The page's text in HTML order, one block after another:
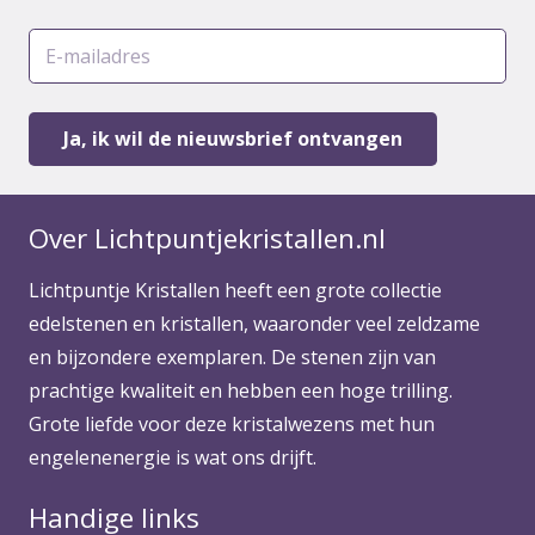
Over Lichtpuntjekristallen.nl
Lichtpuntje Kristallen heeft een grote collectie
edelstenen en kristallen, waaronder veel zeldzame
en bijzondere exemplaren. De stenen zijn van
prachtige kwaliteit en hebben een hoge trilling.
Grote liefde voor deze kristalwezens met hun
engelenenergie is wat ons drijft.
Handige links